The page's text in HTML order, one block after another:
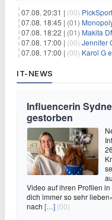
07.08. 20:31 | (00) PickSport:
07.08. 18:45 | (01)
07.08. 18:22 | (01) Makita
07.08. 17:00 | (00) Jennifer Grey:
07.08. 17:00 | (00) Karol G erklärt
IT-NEWS
Influencerin
gestorben
Video auf ihren Profilen
dich immer so sehr
nach […] (00)